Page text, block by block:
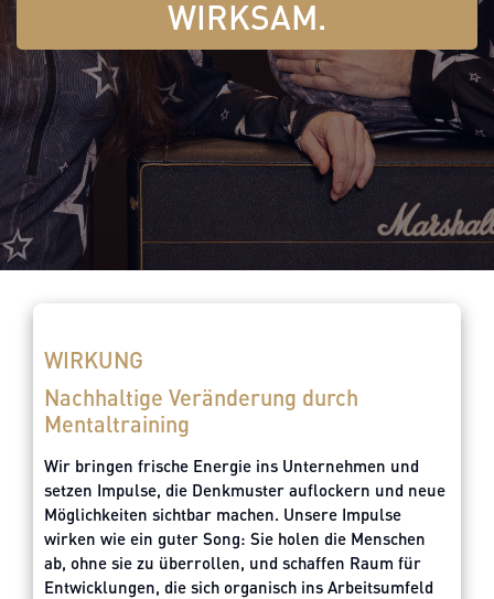
WIRKSAM.
WIRKUNG
Nachhaltige Veränderung durch
Mentaltraining
Wir bringen frische Energie ins Unternehmen und
setzen Impulse, die Denkmuster auflockern und neue
Möglichkeiten sichtbar machen. Unsere Impulse
wirken wie ein guter Song: Sie holen die Menschen
ab, ohne sie zu überrollen, und schaffen Raum für
Entwicklungen, die sich organisch ins Arbeitsumfeld